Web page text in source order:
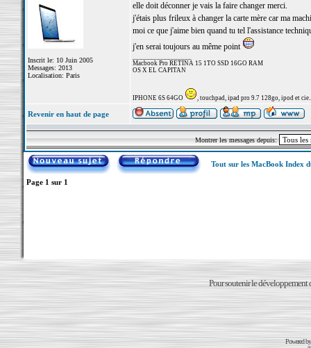
Inscrit le: 10 Juin 2005
Messages: 2013
Localisation: Paris
elle doit déconner je vais la faire changer merci.
j'étais plus frileux à changer la carte mère car ma
moi ce que j'aime bien quand tu tel l'assistance
j'en serai toujours au même point
Macbook Pro RETINA 15 1TO SSD 16GO RAM
OS X EL CAPITAN
IPHONE 6S 64GO , touchpad, ipad pro 9.7 128go, ipod et
Revenir en haut de page
Montrer les messages depuis:
Tout sur les MacBook Index
Page 1 sur 1
Pour soutenir le développement
Powered